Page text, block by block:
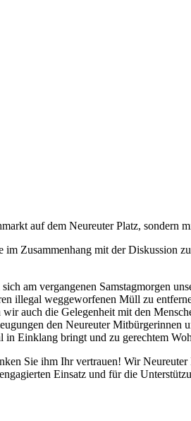
auf dem Neureuter Platz, sondern
Zusammenhang mit der Diskussion
am vergangenen Samstagmorgen
illegal weggeworfenen Müll zu
auch die Gelegenheit mit den
den Neureuter Mitbürgerinnen
Einklang bringt und zu gerechtem
Sie ihm Ihr vertrauen! Wir
Einsatz und für die